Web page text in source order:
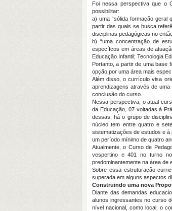
Foi nessa perspectiva que o
possibilitar:
a) uma “sólida formação
partir das quais se busca
disciplinas pedagógicas no
b) “uma concentração de
específcos em áreas de
Educação Infantil; Tecnologia
Portanto, a partir de uma base
opção por uma área mais
Além disso, o currículo visa
aprendizagens através de
conclusão do curso.
Nessa perspectiva, o atual
da Educação, 07 voltadas à
dessas, há o grupo de
núcleo tem entre quatro e
sistematizações de estudos e
um período mínimo de quatro
Atualmente, o Curso de
vespertino e 401 no turno
predominantemente na área de
Sobre essa estruturação
superada em alguns aspectos
Construindo uma nova
Diante das demandas
alunos ingressantes no curso
nível nacional, como local, o